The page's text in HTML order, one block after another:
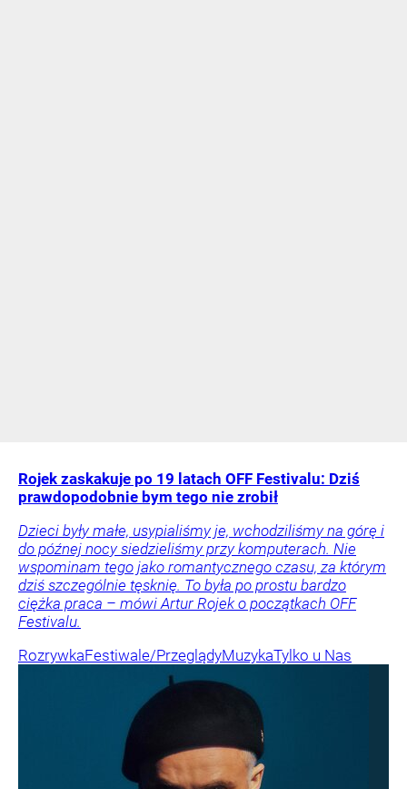
Rojek zaskakuje po 19 latach OFF Festivalu: Dziś
prawdopodobnie bym tego nie zrobił
Dzieci były małe, usypialiśmy je, wchodziliśmy na górę i
do późnej nocy siedzieliśmy przy komputerach. Nie
wspominam tego jako romantycznego czasu, za którym
dziś szczególnie tęsknię. To była po prostu bardzo
ciężka praca – mówi Artur Rojek o początkach OFF
Festivalu.
RozrywkaFestiwale/PrzeglądyMuzykaTylko u Nas